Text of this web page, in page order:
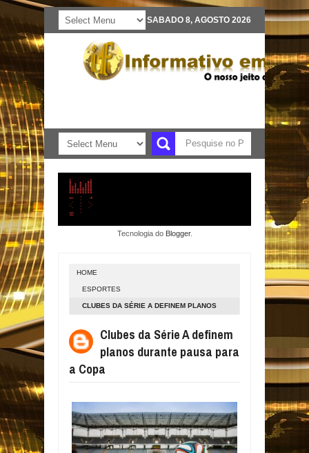
SABADO 8, AGOSTO 2026
Tecnologia do Blogger.
HOME
ESPORTES
CLUBES DA SÉRIE A DEFINEM PLANOS
Clubes da Série A definem
planos durante pausa para
a Copa